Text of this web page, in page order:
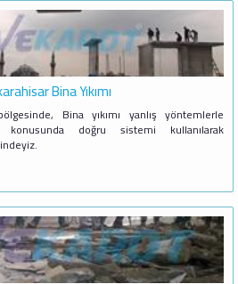
Bina Yıkımı
Bina yıkımı yanlış yöntemlerle
konusunda doğru sistemi kullanılarak